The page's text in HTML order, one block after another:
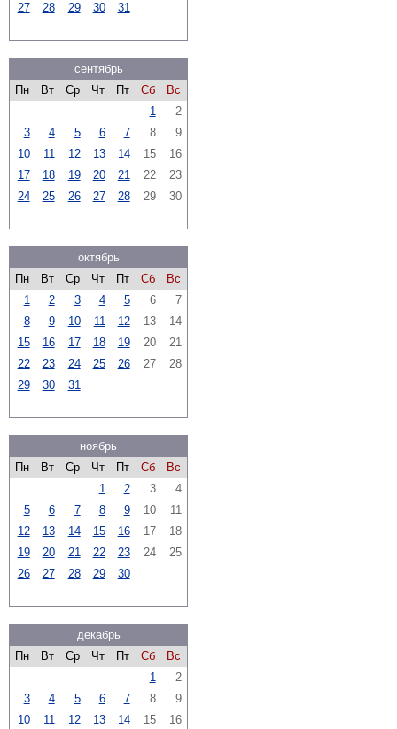
27
28 29 30 31
сентябрь
Пн
Вт Ср Чт Пт Сб
Вс
1
2
3
4 5 6 7 8
9
10
11 12 13 14 15
16
17
18 19 20 21 22
23
24
25 26 27 28 29 30
октябрь
Пн
Вт Ср Чт Пт Сб
Вс
1
2 3 4 5 6
7
8
9 10 11 12 13
14
15
16 17 18 19 20
21
22
23 24 25 26 27
28
29
30 31
ноябрь
Пн
Вт Ср Чт Пт Сб
Вс
1
2 3
4
5
6 7 8 9 10
11
12
13 14 15 16 17
18
19
20 21 22 23 24
25
26
27 28 29 30
декабрь
Пн
Вт Ср Чт Пт Сб
Вс
1
2
3
4 5 6 7 8
9
10
11 12 13 14 15 16